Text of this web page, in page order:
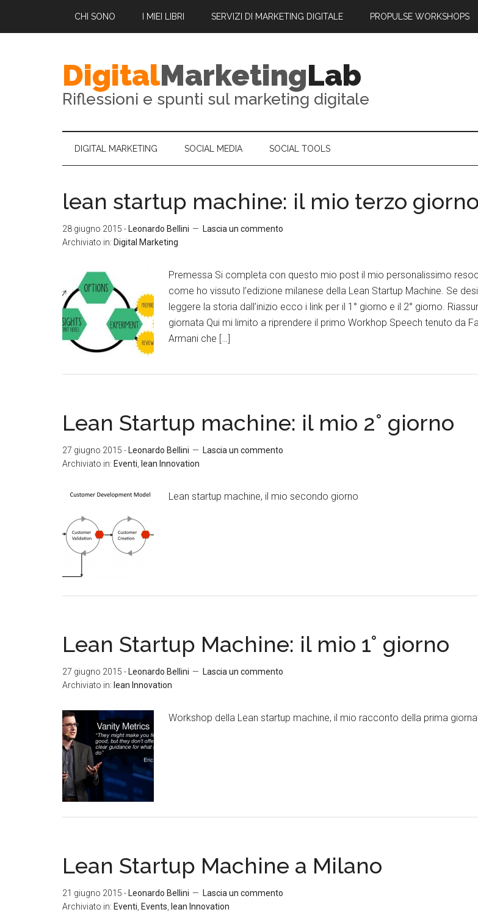
CHI SONO I MIEI LIBRI SERVIZI DI MARKETING DIGITALE PROPULSE WORKSHOPS
DigitalMarketingLab
Riflessioni e spunti sul marketing digitale
DIGITAL MARKETING SOCIAL MEDIA SOCIAL TOOLS
lean startup machine: il mio terzo giorno
28 giugno 2015 - Leonardo Bellini
Lascia un commento
Archiviato in: Digital Marketing
Premessa Si completa con questo mio post il mio personalissimo
come ho vissuto l’edizione milanese della Lean Startup Machine. Se
leggere la storia dall’inizio ecco i link per il 1° giorno e il 2° giorno.
giornata Qui mi limito a riprendere il primo Workhop Speech tenuto da
Armani che […]
Lean Startup machine: il mio 2° giorno
27 giugno 2015 - Leonardo Bellini
Lascia un commento
Archiviato in: Eventi lean Innovation
Lean startup machine, il mio secondo giorno
Lean Startup Machine: il mio 1° giorno
27 giugno 2015 - Leonardo Bellini
Lascia un commento
Archiviato in: lean Innovation
Workshop della Lean startup machine, il mio racconto della prima
Lean Startup Machine a Milano
21 giugno 2015 - Leonardo Bellini
Lascia un commento
Archiviato in: Eventi Events lean Innovation